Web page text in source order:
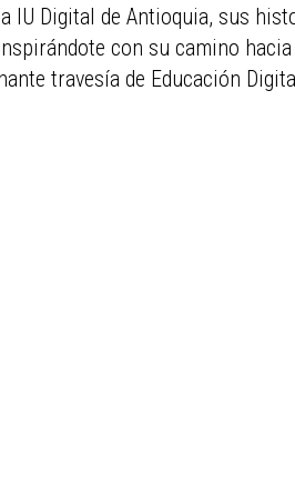
Digital de Antioquia, sus
con su camino
travesía de Educación